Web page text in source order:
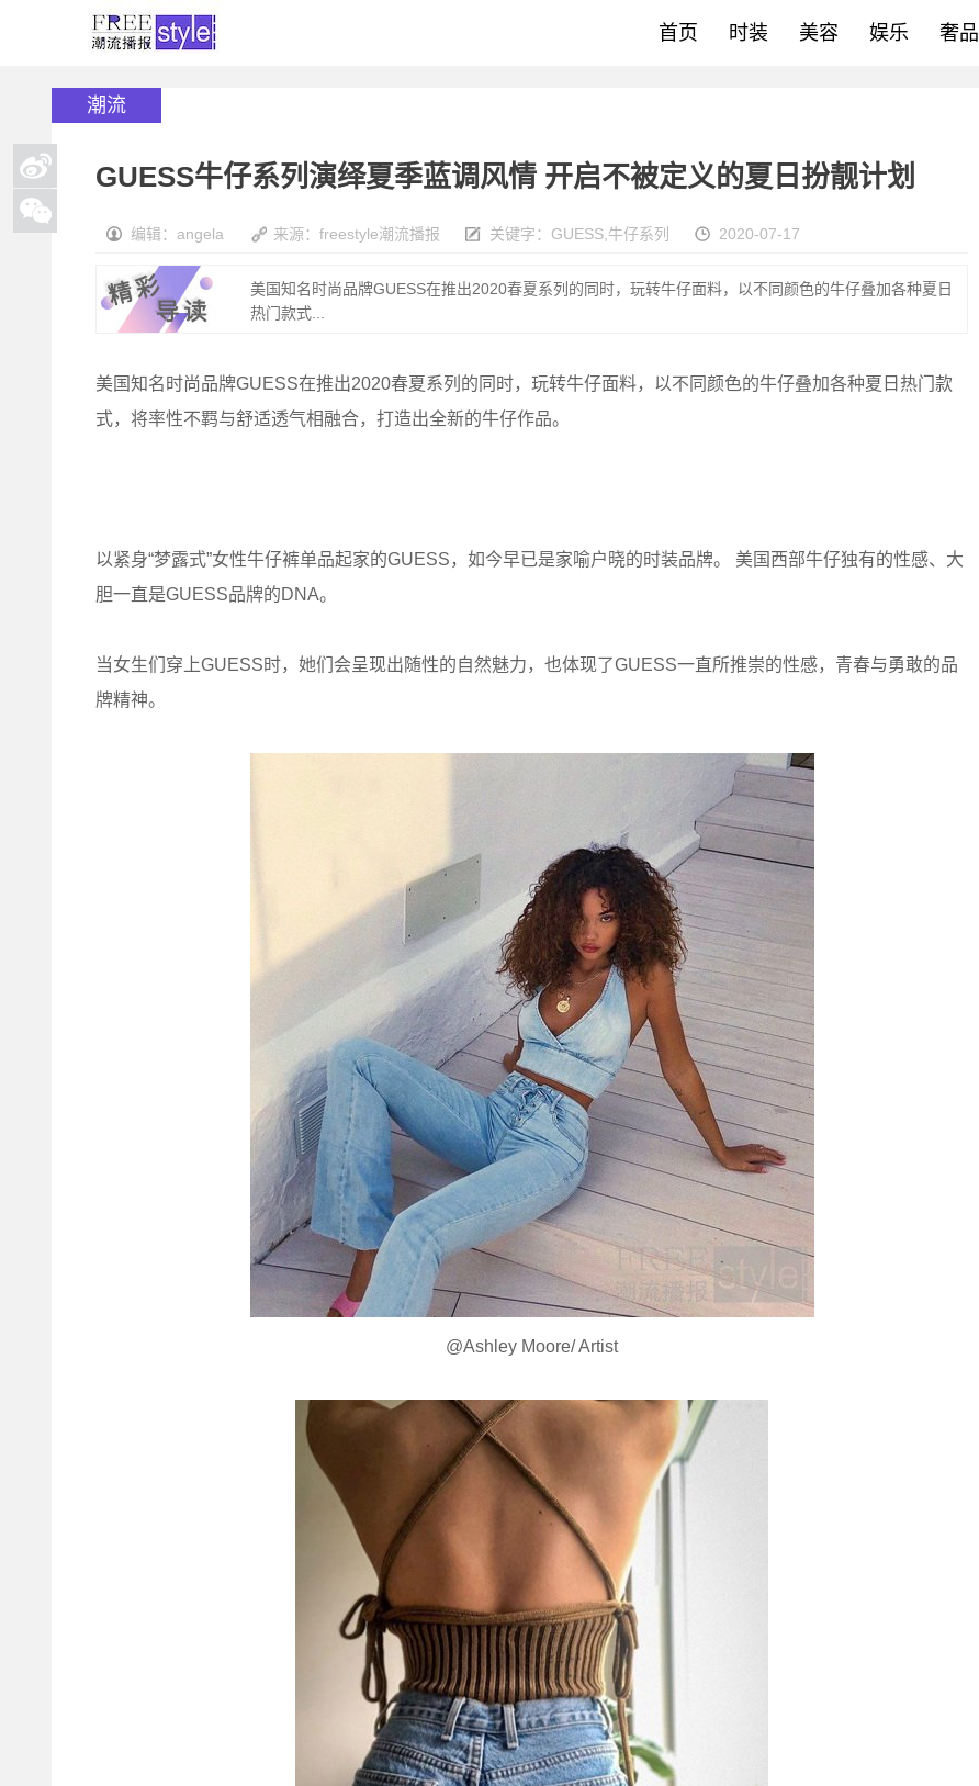
首页 时装 美容 娱乐 奢品
潮流
GUESS牛仔系列演绎夏季蓝调风情 开启不被定义的夏日扮靓计划
编辑：angela 来源：freestyle潮流播报 关键字： GUESS 牛仔系列 2020-07-17
美国知名时尚品牌GUESS在推出2020春夏系列的同时，玩转牛仔面料，以不同颜色的牛仔叠加各种夏日
热门款式...
美国知名时尚品牌GUESS在推出2020春夏系列的同时，玩转牛仔面料，以不同颜色的牛仔叠加各种夏日热门款
式，将率性不羁与舒适透气相融合，打造出全新的牛仔作品。
以紧身“梦露式”女性牛仔裤单品起家的GUESS，如今早已是家喻户晓的时装品牌。 美国西部牛仔独有的性感、大
胆一直是GUESS品牌的DNA。
当女生们穿上GUESS时，她们会呈现出随性的自然魅力，也体现了GUESS一直所推崇的性感，青春与勇敢的品
牌精神。
@Ashley Moore/ Artist